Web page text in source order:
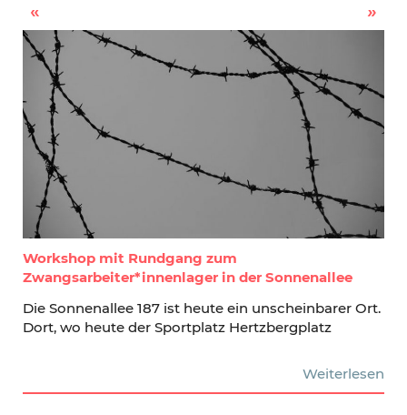
Workshop mit Rundgang zum
Zwangsarbeiter*innenlager in der Sonnenallee
Die Sonnenallee 187 ist heute ein unscheinbarer Ort.
Dort, wo heute der Sportplatz Hertzbergplatz
Weiterlesen